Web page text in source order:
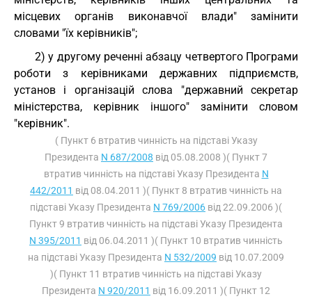
місцевих органів виконавчої влади" замінити
словами "їх керівників";
2) у другому реченні абзацу четвертого Програми
роботи з керівниками державних підприємств,
установ і організацій слова "державний секретар
міністерства, керівник іншого" замінити словом
"керівник".
( Пункт 6 втратив чинність на підставі Указу
Президента N 687/2008 від 05.08.2008 )( Пункт 7
втратив чинність на підставі Указу Президента N
442/2011 від 08.04.2011 )( Пункт 8 втратив чинність на
підставі Указу Президента N 769/2006 від 22.09.2006 )(
Пункт 9 втратив чинність на підставі Указу Президента
N 395/2011 від 06.04.2011 )( Пункт 10 втратив чинність
на підставі Указу Президента N 532/2009 від 10.07.2009
)( Пункт 11 втратив чинність на підставі Указу
Президента N 920/2011 від 16.09.2011 )( Пункт 12